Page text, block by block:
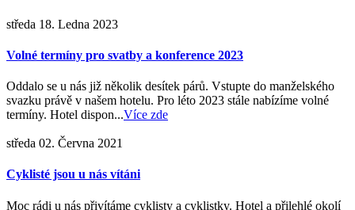
středa 18. Ledna 2023
Volné termíny pro svatby a konference 2023
Oddalo se u nás již několik desítek párů. Vstupte do manželského
svazku právě v našem hotelu. Pro léto 2023 stále nabízíme volné
termíny. Hotel dispon...Více zde
středa 02. Června 2021
Cyklisté jsou u nás vítáni
Moc rádi u nás přivítáme cyklisty a cyklistky. Hotel a přilehlé okolí